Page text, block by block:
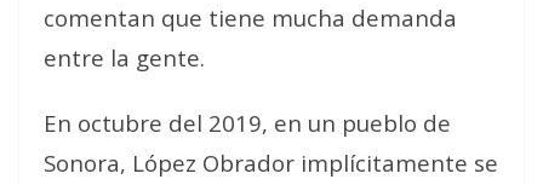
comentan que tiene mucha demanda
entre la gente.
En octubre del 2019, en un pueblo de
Sonora, López Obrador implícitamente se